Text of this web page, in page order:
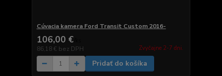
Cúvacia kamera Ford Transit Custom 2016-
106,00 €
86,18 € bez DPH Zvyčajne 2-7 dni.
Pridať do košíka